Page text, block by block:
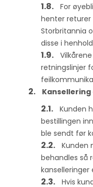
For
henter returer
Storbritannia
disse i
retningslinjer
Kunden
bestillingen
ble sendt før
Kunden
behandles så
kanselleringer
Hvis